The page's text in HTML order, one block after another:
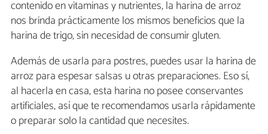
contenido en vitaminas y nutrientes, la harina de arroz
nos brinda prácticamente los mismos beneficios que la
harina de trigo, sin necesidad de consumir gluten.
Además de usarla para postres, puedes usar la harina de
arroz para espesar salsas u otras preparaciones. Eso sí,
al hacerla en casa, esta harina no posee conservantes
artificiales, así que te recomendamos usarla rápidamente
o preparar solo la cantidad que necesites.